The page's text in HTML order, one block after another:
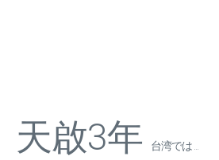
天啟3年 台湾では ...